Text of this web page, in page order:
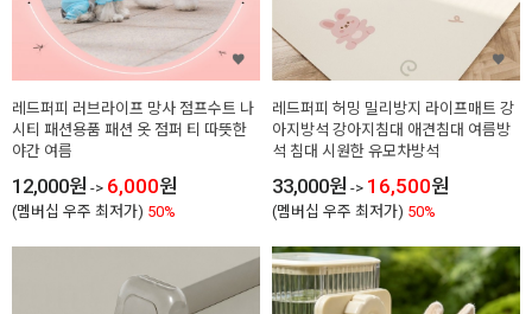
레드퍼피 러브라이프 망사 점프수트 나
시티 패션용품 패션 옷 점퍼 티 따뜻한
야간 여름
12,000원 -> 6,000원
(멤버십 우주 최저가) 50%
레드퍼피 허밍 밀리방지 라이프매트 강
아지방석 강아지침대 애견침대 여름방
석 침대 시원한 유모차방석
33,000원 -> 16,500원
(멤버십 우주 최저가) 50%